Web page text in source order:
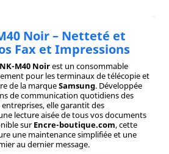
Noir – Netteté et
Fax et Impressions
M40 Noirest un consommable
pour les terminaux de télécopie et
de la marqueSamsung. Développée
de communication quotidiens des
elle garantit des
lecture aisée de tous vos documents
surEncre-boutique.com, cette
une maintenance simplifiée et une
au dernier message.